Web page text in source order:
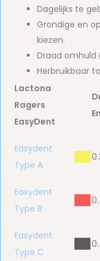
Dagelijks te
Grondige en
kiezen.
Draad
Herbruikbaar
Lactona
Ragers
EasyDent
Easydent
Type A
Easydent
Type B
Easydent
Type C